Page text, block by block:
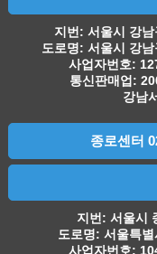
지번: 서울시 강
도로명: 서울시 강
사업자번호:
통신판매업:
강남
종로센터
지번: 서울시
도로명: 서울특
사업자번호: